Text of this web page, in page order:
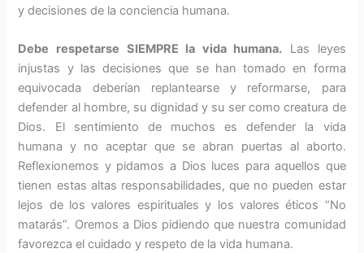
y decisiones de la conciencia humana.
Debe respetarse SIEMPRE la vida humana. Las leyes
injustas y las decisiones que se han tomado en forma
equivocada deberían replantearse y reformarse, para
defender al hombre, su dignidad y su ser como creatura de
Dios. El sentimiento de muchos es defender la vida
humana y no aceptar que se abran puertas al aborto.
Reflexionemos y pidamos a Dios luces para aquellos que
tienen estas altas responsabilidades, que no pueden estar
lejos de los valores espirituales y los valores éticos “No
matarás”. Oremos a Dios pidiendo que nuestra comunidad
favorezca el cuidado y respeto de la vida humana.